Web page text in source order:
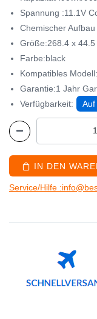
Spannung :11.1V
Chemischer
Größe:268.4 x 44.5
Farbe:black
Kompatibles
Garantie:1 Jahr
Verfügbarkeit:
Auf
IN DEN
Service/Hilfe